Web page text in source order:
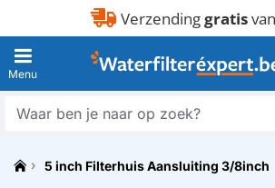
Verzendinggratis
Waar
naar
5 inch Filterhuis Aansluiting 3/8inch